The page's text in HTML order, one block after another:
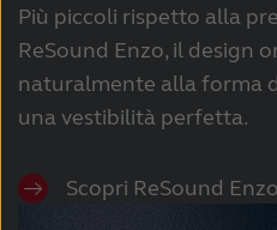
Più piccoli rispetto alla
ReSound Enzo, il design
naturalmente alla forma
una vestibilità perfetta.
Scopri ReSound